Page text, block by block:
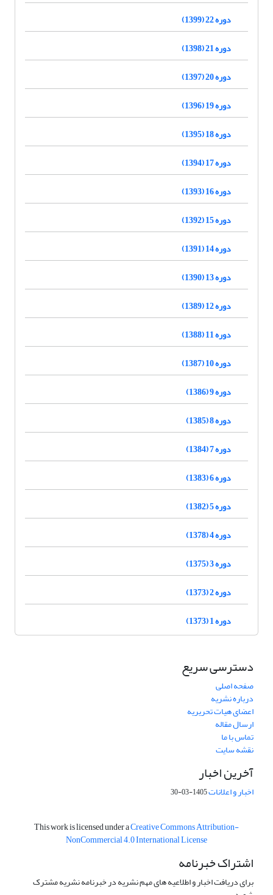
دوره 22 (1399)
دوره 21 (1398)
دوره 20 (1397)
دوره 19 (1396)
دوره 18 (1395)
دوره 17 (1394)
دوره 16 (1393)
دوره 15 (1392)
دوره 14 (1391)
دوره 13 (1390)
دوره 12 (1389)
دوره 11 (1388)
دوره 10 (1387)
دوره 9 (1386)
دوره 8 (1385)
دوره 7 (1384)
دوره 6 (1383)
دوره 5 (1382)
دوره 4 (1378)
دوره 3 (1375)
دوره 2 (1373)
دوره 1 (1373)
دسترسی سریع
صفحه اصلی
درباره نشریه
اعضای هیات تحریریه
ارسال مقاله
تماس با ما
نقشه سایت
آخرین اخبار
اخبار و اعلانات1405-03-30
This work is licensed under aCreative Commons Attribution-
NonCommercial 4.0 International License
اشتراک خبرنامه
برای دریافت اخبار و اطلاعیه های مهم نشریه در خبرنامه نشریه مشترک